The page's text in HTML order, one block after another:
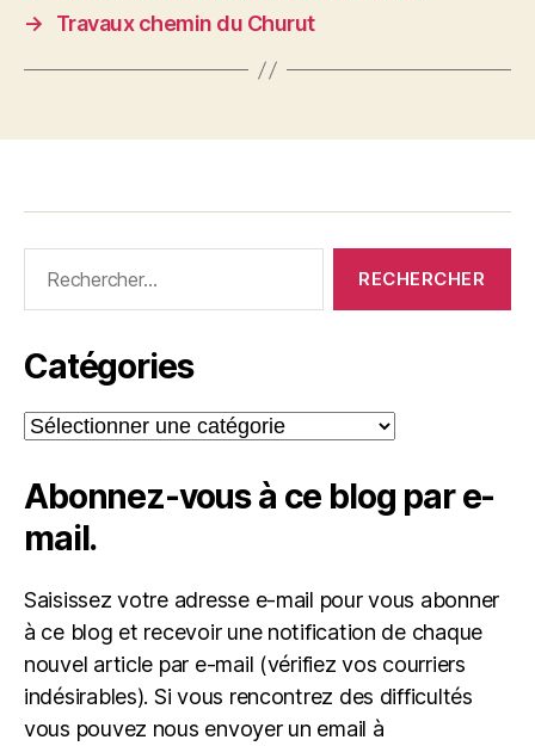
→
Travaux chemin du Churut
Catégories
Catégories
Abonnez-vous à ce blog par e-
mail.
Saisissez votre adresse e-mail pour vous abonner
à ce blog et recevoir une notification de chaque
nouvel article par e-mail (vérifiez vos courriers
indésirables). Si vous rencontrez des difficultés
vous pouvez nous envoyer un email à